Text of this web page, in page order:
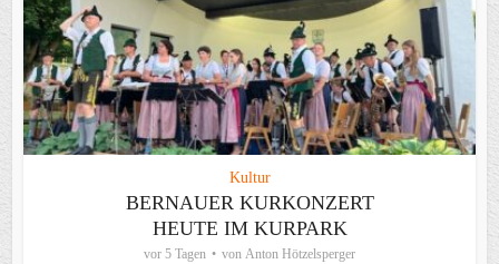
Kultur
BERNAUER KURKONZERT
HEUTE IM KURPARK
vor 5 Tagen von Anton Hötzelsperger